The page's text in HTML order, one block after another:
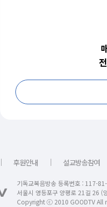
｜ 후원안내 ｜ 설교방송참여
기독교복음방송 등록번호 : 117-
서울시 영등포구 양평로 21길 26
Copyright ⓒ 2010 GOODTV All